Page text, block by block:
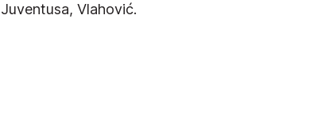
Juventusa, Vlahović.